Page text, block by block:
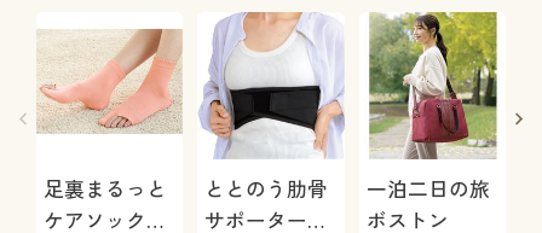
足裏まるっと
ケアソックス/
ととのう肋骨
サポーター～
一泊二日の旅
ボストン